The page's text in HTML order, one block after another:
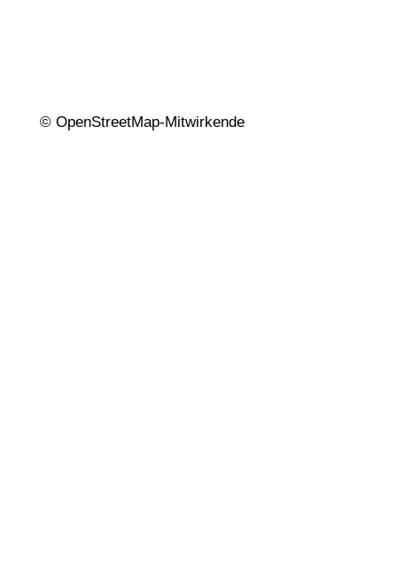
© OpenStreetMap-Mitwirkende